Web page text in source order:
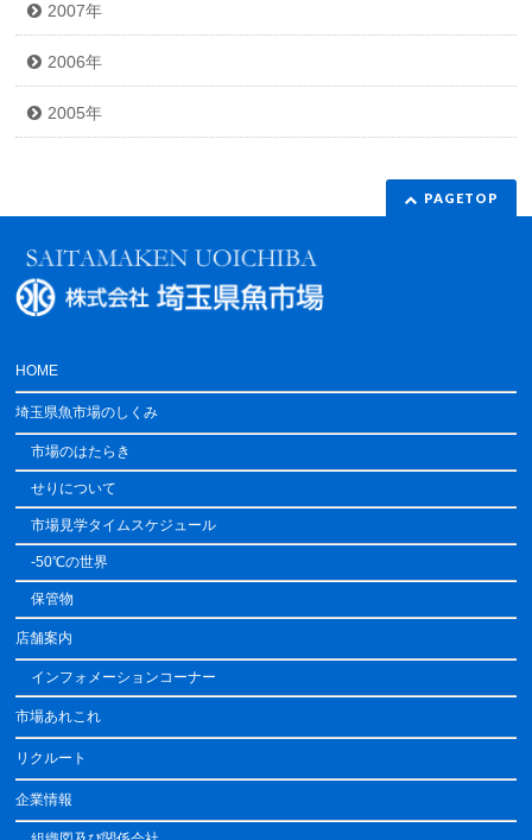
2007年
2006年
2005年
PAGETOP
HOME
埼玉県魚市場のしくみ
市場のはたらき
せりについて
市場見学タイムスケジュール
-50℃の世界
保管物
店舗案内
インフォメーションコーナー
市場あれこれ
リクルート
企業情報